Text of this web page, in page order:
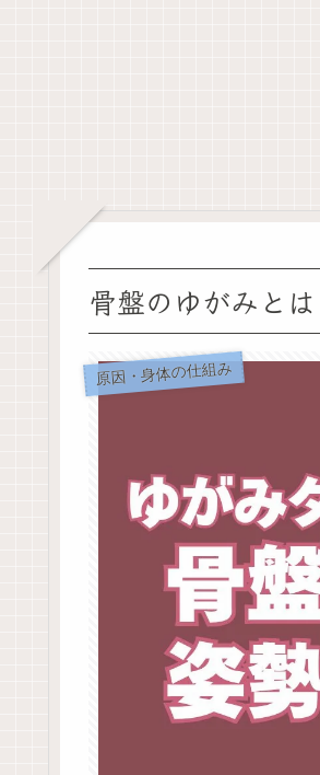
骨盤のゆがみと
原因・身体の仕組み